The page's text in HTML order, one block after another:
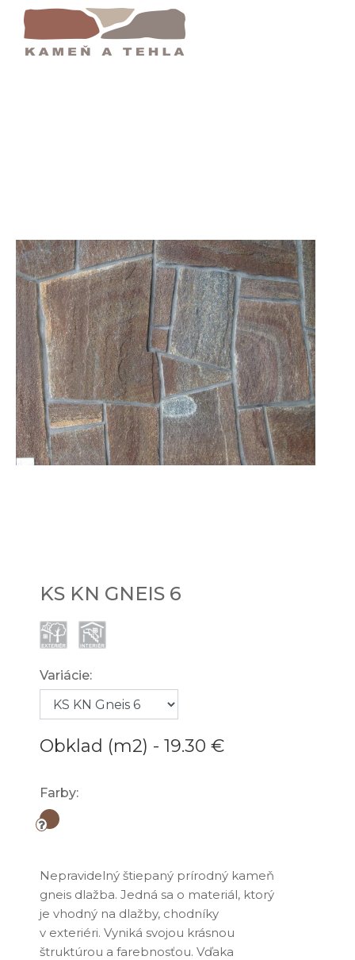
6 | Kameň A Tehla : Kamenný Obklad
KS KN GNEIS 6
Variácie:
Obklad (m2) - 19.30 €
Farby:
Nepravidelný štiepaný prírodný kameň
gneis dlažba. Jedná sa o materiál, ktorý
je vhodný na dlažby, chodníky
v exteriéri. Vyniká svojou krásnou
štruktúrou a farebnosťou. Vďaka